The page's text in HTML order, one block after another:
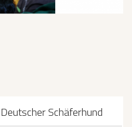
Deutscher Schäferhund